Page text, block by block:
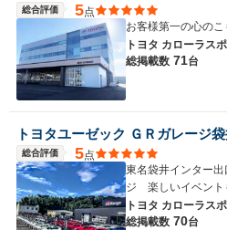
総合評価 5点
お客様第一の心のこ
トヨタ カローラス
総掲載数 71台
トヨタユーゼック ＧＲガレージ
総合評価 5点
東名袋井インター
ジ 楽しいイベント
トヨタ カローラス
総掲載数 70台